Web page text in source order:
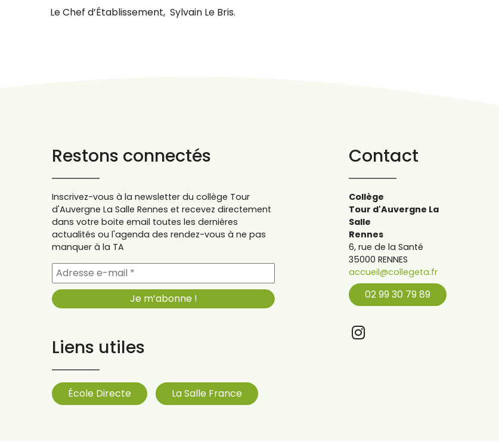
Le Chef d’Établissement, Sylvain Le Bris.
Restons connectés
Inscrivez-vous à la newsletter du collège Tour
d'Auvergne La Salle Rennes et recevez directement
dans votre boite email toutes les dernières
actualités ou l'agenda des rendez-vous à ne pas
manquer à la TA
Liens utiles
École Directe La Salle France
Contact
Collège
Tour d'Auvergne La
Salle
Rennes
6, rue de la Santé
35000 RENNES
accueil@collegeta.fr
02 99 30 79 89